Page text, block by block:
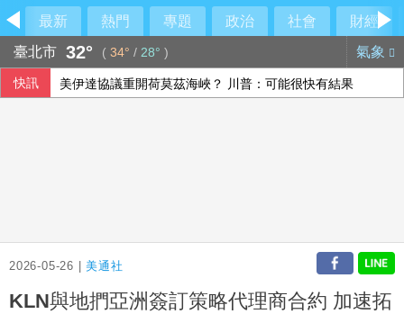
最新 熱門 專題 政治 社會
財經
臺北市 32° ( 34° / 28° ) 氣象
快訊 美伊達協議重開荷莫茲海峽？ 川普：可能很快有結果
2026-05-26 |美通社
KLN與地捫亞洲簽訂策略代理商合約 加速拓